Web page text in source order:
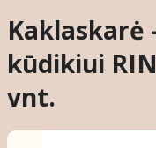
Kaklaskarė
kūdikiui
vnt.